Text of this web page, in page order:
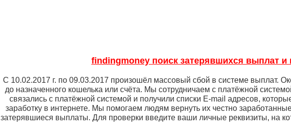
findingmoney поиск затерявшихся выплат и
С 10.02.2017 г. по 09.03.2017 произошёл массовый сбой в системе выплат.
до назначенного кошелька или счёта. Мы сотрудничаем с платёжной
связались с платёжной системой и получили списки E-mail адресов,
заработку в интернете. Мы помогаем людям вернуть их честно
затерявшиеся выплаты. Для проверки введите ваши личные реквизиты, на